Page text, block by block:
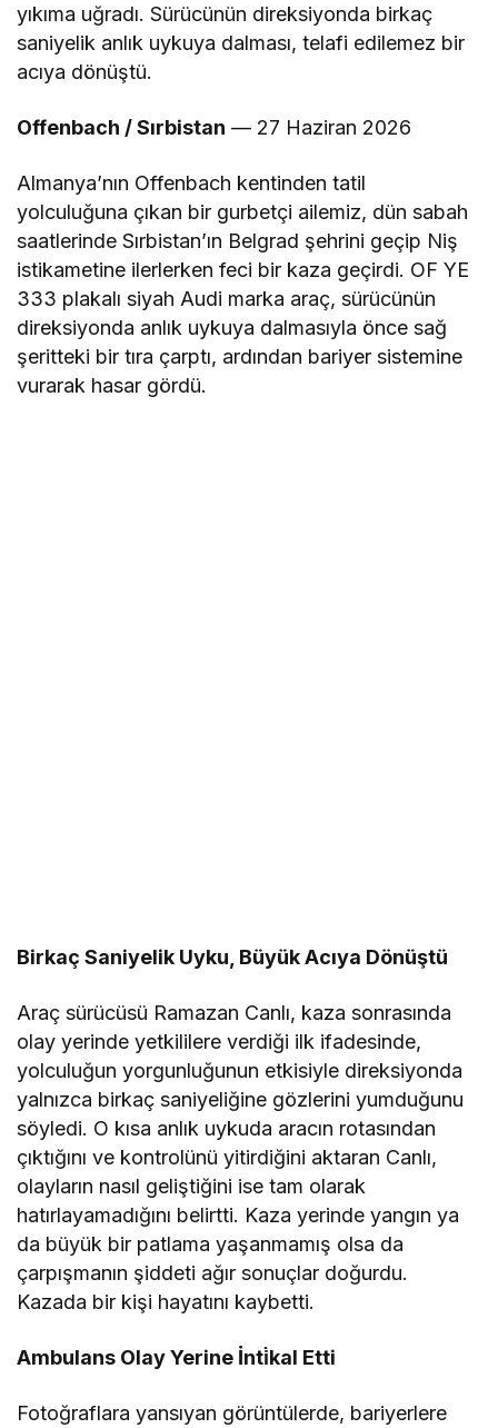
yıkıma uğradı. Sürücünün direksiyonda birkaç
saniyelik anlık uykuya dalması, telafi edilemez bir
acıya dönüştü.
Offenbach / Sırbistan — 27 Haziran 2026
Almanya’nın Offenbach kentinden tatil
yolculuğuna çıkan bir gurbetçi ailemiz, dün sabah
saatlerinde Sırbistan’ın Belgrad şehrini geçip Niş
istikametine ilerlerken feci bir kaza geçirdi. OF YE
333 plakalı siyah Audi marka araç, sürücünün
direksiyonda anlık uykuya dalmasıyla önce sağ
şeritteki bir tıra çarptı, ardından bariyer sistemine
vurarak hasar gördü.
Birkaç Saniyelik Uyku, Büyük Acıya Dönüştü
Araç sürücüsü Ramazan Canlı, kaza sonrasında
olay yerinde yetkililere verdiği ilk ifadesinde,
yolculuğun yorgunluğunun etkisiyle direksiyonda
yalnızca birkaç saniyeliğine gözlerini yumduğunu
söyledi. O kısa anlık uykuda aracın rotasından
çıktığını ve kontrolünü yitirdiğini aktaran Canlı,
olayların nasıl geliştiğini ise tam olarak
hatırlayamadığını belirtti. Kaza yerinde yangın ya
da büyük bir patlama yaşanmamış olsa da
çarpışmanın şiddeti ağır sonuçlar doğurdu.
Kazada bir kişi hayatını kaybetti.
Ambulans Olay Yerine İnti̇kal Etti
Fotoğraflara yansıyan görüntülerde, bariyerlere